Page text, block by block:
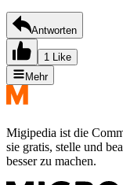
Antworten
1 Like
Mehr
Migipedia ist die
sie gratis, stelle und
besser zu machen.